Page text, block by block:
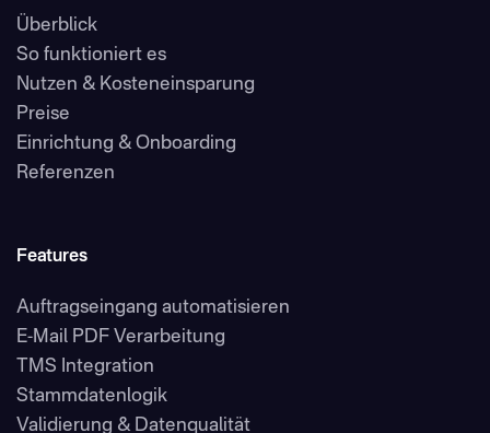
Überblick
So funktioniert es
Nutzen & Kosteneinsparung
Preise
Einrichtung & Onboarding
Referenzen
Features
Auftragseingang automatisieren
E-Mail PDF Verarbeitung
TMS Integration
Stammdatenlogik
Validierung & Datenqualität